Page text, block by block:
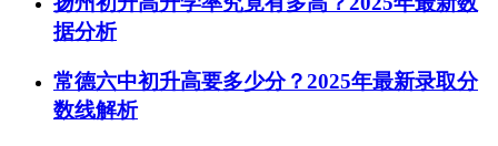
据分析
常德六中初升高要多少分？2025年最新录取分
数线解析